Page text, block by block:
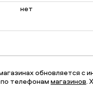
нет
обновляется с
телефонаммагазинов.